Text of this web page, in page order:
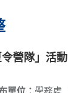
營隊」活動